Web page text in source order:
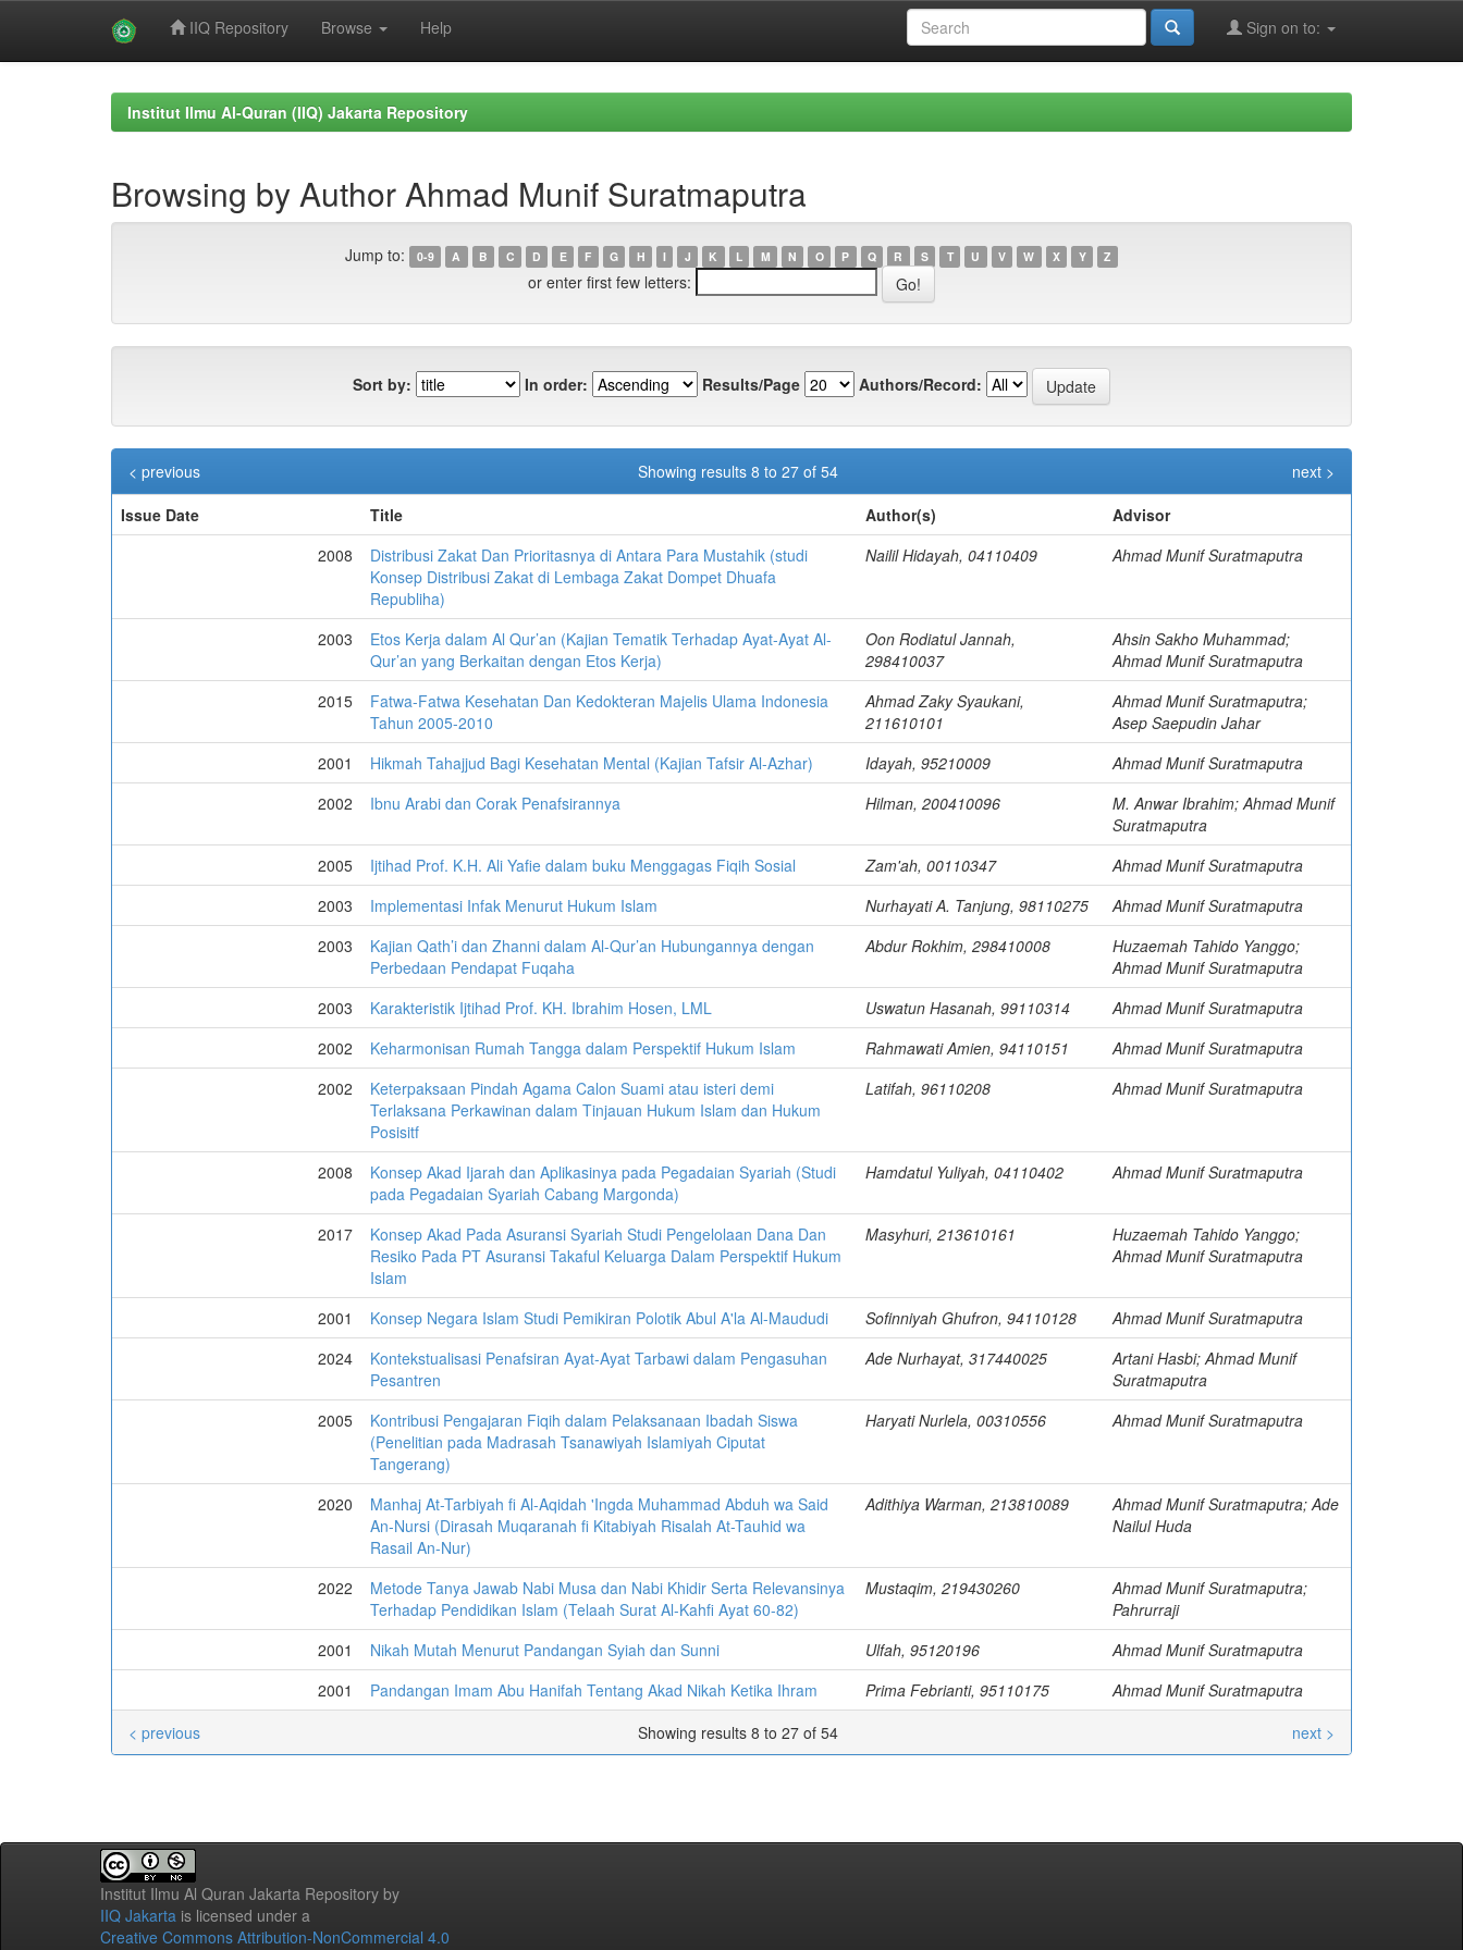
IIQ Repository Browse Help Sign on to:
Institut Ilmu Al-Quran (IIQ) Jakarta Repository
Browsing by Author Ahmad Munif Suratmaputra
Jump to: 0-9 A B C D E F G H I J K L M N O P Q R S T U V W X Y Z
or enter first few letters:
Sort by: In order: Results/Page Authors/Record:
Showing results 8 to 27 of 54
< previous
next >
Issue Date
Title Author(s)
Advisor
2008
Distribusi Zakat Dan Prioritasnya di Antara Para Mustahik (studi
Konsep Distribusi Zakat di Lembaga Zakat Dompet Dhuafa
Republiha)
Nailil Hidayah, 04110409 Ahmad Munif Suratmaputra
2003
Etos Kerja dalam Al Qur’an (Kajian Tematik Terhadap Ayat-Ayat Al-
Qur’an yang Berkaitan dengan Etos Kerja)
Oon Rodiatul Jannah,
298410037
Ahsin Sakho Muhammad;
Ahmad Munif Suratmaputra
2015
Fatwa-Fatwa Kesehatan Dan Kedokteran Majelis Ulama Indonesia
Tahun 2005-2010
Ahmad Zaky Syaukani,
211610101
Ahmad Munif Suratmaputra;
Asep Saepudin Jahar
2001
Hikmah Tahajjud Bagi Kesehatan Mental (Kajian Tafsir Al-Azhar) Idayah, 95210009
Ahmad Munif Suratmaputra
2002
Ibnu Arabi dan Corak Penafsirannya Hilman, 200410096
M. Anwar Ibrahim; Ahmad Munif
Suratmaputra
2005
Ijtihad Prof. K.H. Ali Yafie dalam buku Menggagas Fiqih Sosial Zam'ah, 00110347
Ahmad Munif Suratmaputra
2003
Implementasi Infak Menurut Hukum Islam Nurhayati A. Tanjung, 98110275
Ahmad Munif Suratmaputra
2003
Kajian Qath’i dan Zhanni dalam Al-Qur’an Hubungannya dengan
Perbedaan Pendapat Fuqaha
Abdur Rokhim, 298410008
Huzaemah Tahido Yanggo;
Ahmad Munif Suratmaputra
2003
Karakteristik Ijtihad Prof. KH. Ibrahim Hosen, LML Uswatun Hasanah, 99110314
Ahmad Munif Suratmaputra
2002
Keharmonisan Rumah Tangga dalam Perspektif Hukum Islam Rahmawati Amien, 94110151
Ahmad Munif Suratmaputra
2002
Keterpaksaan Pindah Agama Calon Suami atau isteri demi
Terlaksana Perkawinan dalam Tinjauan Hukum Islam dan Hukum
Posisitf
Latifah, 96110208 Ahmad Munif Suratmaputra
2008
Konsep Akad Ijarah dan Aplikasinya pada Pegadaian Syariah (Studi
pada Pegadaian Syariah Cabang Margonda)
Hamdatul Yuliyah, 04110402 Ahmad Munif Suratmaputra
2017
Konsep Akad Pada Asuransi Syariah Studi Pengelolaan Dana Dan
Resiko Pada PT Asuransi Takaful Keluarga Dalam Perspektif Hukum
Islam
Masyhuri, 213610161
Huzaemah Tahido Yanggo;
Ahmad Munif Suratmaputra
2001 Konsep Negara Islam Studi Pemikiran Polotik Abul A'la Al-Maududi Sofinniyah Ghufron, 94110128
Ahmad Munif Suratmaputra
2024
Kontekstualisasi Penafsiran Ayat-Ayat Tarbawi dalam Pengasuhan
Pesantren
Ade Nurhayat, 317440025
Artani Hasbi; Ahmad Munif
Suratmaputra
2005
Kontribusi Pengajaran Fiqih dalam Pelaksanaan Ibadah Siswa
(Penelitian pada Madrasah Tsanawiyah Islamiyah Ciputat
Tangerang)
Haryati Nurlela, 00310556 Ahmad Munif Suratmaputra
2020
Manhaj At-Tarbiyah fi Al-Aqidah 'Ingda Muhammad Abduh wa Said
An-Nursi (Dirasah Muqaranah fi Kitabiyah Risalah At-Tauhid wa
Rasail An-Nur)
Adithiya Warman, 213810089
Ahmad Munif Suratmaputra; Ade
Nailul Huda
2022
Metode Tanya Jawab Nabi Musa dan Nabi Khidir Serta Relevansinya
Terhadap Pendidikan Islam (Telaah Surat Al-Kahfi Ayat 60-82)
Mustaqim, 219430260
Ahmad Munif Suratmaputra;
Pahrurraji
2001
Nikah Mutah Menurut Pandangan Syiah dan Sunni Ulfah, 95120196
Ahmad Munif Suratmaputra
2001
Pandangan Imam Abu Hanifah Tentang Akad Nikah Ketika Ihram Prima Febrianti, 95110175
Ahmad Munif Suratmaputra
Showing results 8 to 27 of 54
< previous next >
Institut Ilmu Al Quran Jakarta Repository by
IIQ Jakarta is licensed under a
Creative Commons Attribution-NonCommercial 4.0